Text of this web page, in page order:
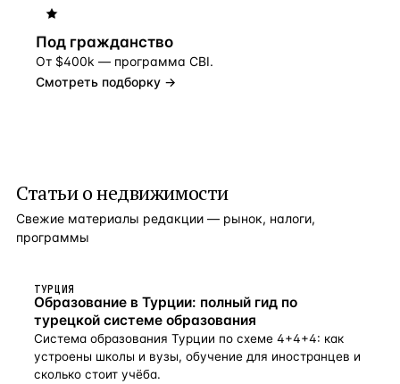
Под гражданство
От $400k — программа CBI.
Смотреть подборку →
Статьи о недвижимости
Свежие материалы редакции — рынок, налоги,
программы
ТУРЦИЯ
Образование в Турции: полный гид по
турецкой системе образования
Система образования Турции по схеме 4+4+4: как
устроены школы и вузы, обучение для иностранцев и
сколько стоит учёба.